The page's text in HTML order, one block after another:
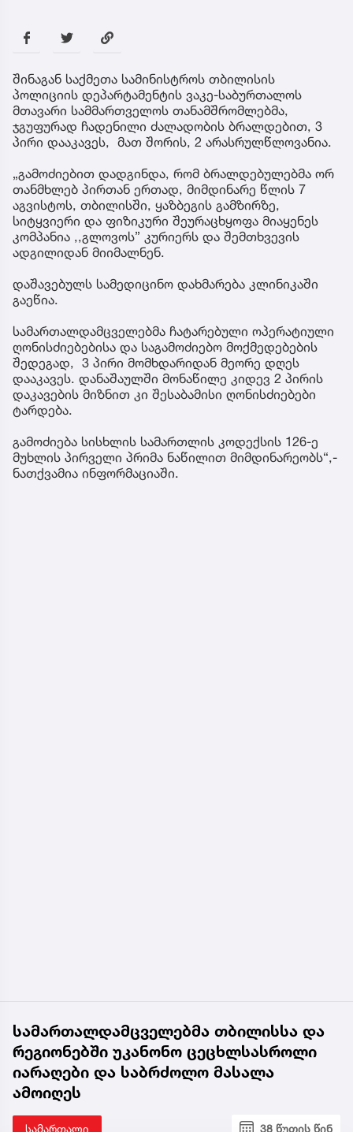
შინაგან საქმეთა სამინისტროს თბილისის
პოლიციის დეპარტამენტის ვაკე-საბურთალოს
მთავარი სამმართველოს თანამშრომლებმა,
ჯგუფურად ჩადენილი ძალადობის ბრალდებით, 3
პირი დააკავეს, მათ შორის, 2 არასრულწლოვანია.
„გამოძიებით დადგინდა, რომ ბრალდებულებმა ორ
თანმხლებ პირთან ერთად, მიმდინარე წლის 7
აგვისტოს, თბილისში, ყაზბეგის გამზირზე,
სიტყვიერი და ფიზიკური შეურაცხყოფა მიაყენეს
კომპანია ,,გლოვოს” კურიერს და შემთხვევის
ადგილიდან მიიმალნენ.
დაშავებულს სამედიცინო დახმარება კლინიკაში
გაეწია.
სამართალდამცველებმა ჩატარებული ოპერატიული
ღონისძიებებისა და საგამოძიებო მოქმედებების
შედეგად, 3 პირი მომხდარიდან მეორე დღეს
დააკავეს. დანაშაულში მონაწილე კიდევ 2 პირის
დაკავების მიზნით კი შესაბამისი ღონისძიებები
ტარდება.
გამოძიება სისხლის სამართლის კოდექსის 126-ე
მუხლის პირველი პრიმა ნაწილით მიმდინარეობს“,-
ნათქვამია ინფორმაციაში.
სამართალდამცველებმა თბილისსა და
რეგიონებში უკანონო ცეცხლსასროლი
იარაღები და საბრძოლო მასალა
ამოიღეს
სამართალი 38 წუთის წინ